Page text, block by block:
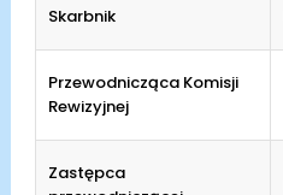
Skarbnik
Przewodnicząca Komisji
Rewizyjnej
Zastępca